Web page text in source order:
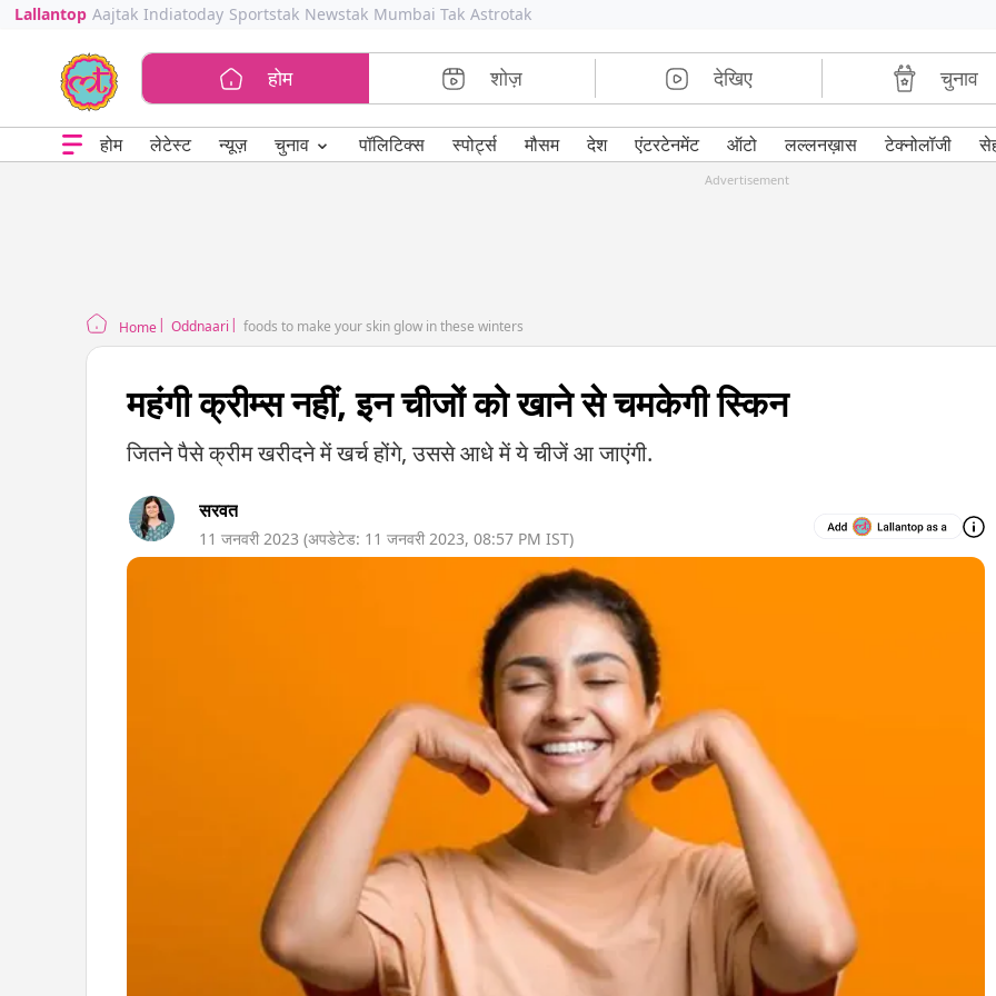
Lallantop Aajtak Indiatoday Sportstak Newstak Mumbai Tak Astrotak
होम शोज़ देखिए चुनाव
होम लेटेस्ट न्यूज़ चुनाव ⌄ पॉलिटिक्स स्पोर्ट्स मौसम देश एंटरटेनमेंट ऑटो लल्लनख़ास टेक्नोलॉजी
Advertisement
Home Oddnaari foods to make your skin glow in these winters
महंगी क्रीम्स नहीं, इन चीजों को खाने से चमकेगी स्किन
जितने पैसे क्रीम खरीदने में खर्च होंगे, उससे आधे में ये चीजें आ जाएंगी.
सरवत
11 जनवरी 2023 (अपडेटेड: 11 जनवरी 2023, 08:57 PM IST)